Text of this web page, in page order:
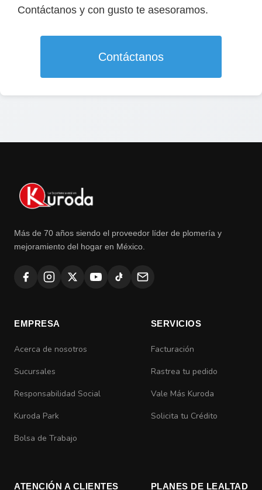
Contáctanos y con gusto te asesoramos.
Contáctanos
Más de 70 años siendo el proveedor líder de plomería y
mejoramiento del hogar en México.
EMPRESA
Acerca de nosotros
Sucursales
Responsabilidad Social
Kuroda Park
Bolsa de Trabajo
SERVICIOS
Facturación
Rastrea tu pedido
Vale Más Kuroda
Solicita tu Crédito
ATENCIÓN A CLIENTES PLANES DE LEALTAD